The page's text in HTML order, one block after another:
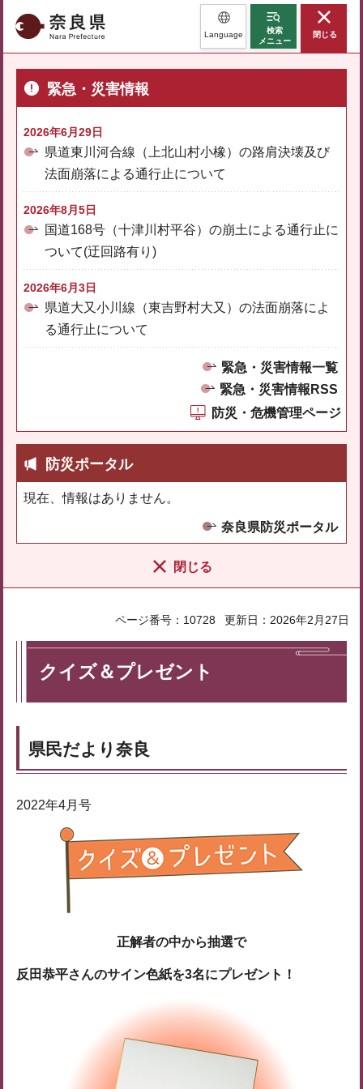
奈良県 Language
検索
メニュー
閉じる
緊急・災害情報
2026年6月29日
県道東川河合線（上北山村小橡）の路肩決壊及び
法面崩落による通行止について
2026年8月5日
国道168号（十津川村平谷）の崩土による通行止に
ついて(迂回路有り)
2026年6月3日
県道大又小川線（東吉野村大又）の法面崩落によ
る通行止について
緊急・災害情報一覧
緊急・災害情報RSS
防災・危機管理ページ
防災ポータル
現在、情報はありません。
奈良県防災ポータル
閉じる
ページ番号：10728 更新日：2026年2月27日
クイズ＆プレゼント
県民だより奈良
2022年4月号
正解者の中から抽選で
反田恭平さんのサイン色紙を3名にプレゼント！